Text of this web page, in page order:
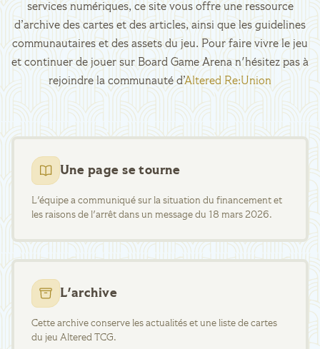
services numériques, ce site vous offre une ressource
d’archive des cartes et des articles, ainsi que les guidelines
communautaires et des assets du jeu. Pour faire vivre le jeu
et continuer de jouer sur Board Game Arena n'hésitez pas à
rejoindre la communauté d’Altered Re:Union
Une page se tourne
L'équipe a communiqué sur la situation du financement et
les raisons de l'arrêt dans un message du 18 mars 2026.
L'archive
Cette archive conserve les actualités et une liste de cartes
du jeu Altered TCG.